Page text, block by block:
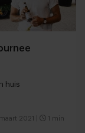
huis
maart 2021 1 min